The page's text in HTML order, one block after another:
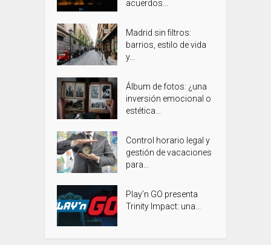
acuerdos...
Madrid sin filtros:
barrios, estilo de vida
y...
Álbum de fotos: ¿una
inversión emocional o
estética...
Control horario legal y
gestión de vacaciones
para...
Play’n GO presenta
Trinity Impact: una...